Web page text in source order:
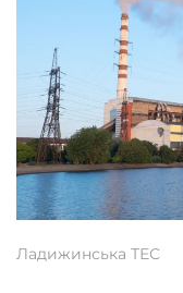
Ладижинська ТЕС